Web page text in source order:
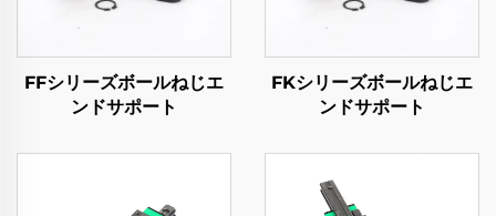
FFシリーズボールねじエ
ンドサポート
FKシリーズボールねじエ
ンドサポート